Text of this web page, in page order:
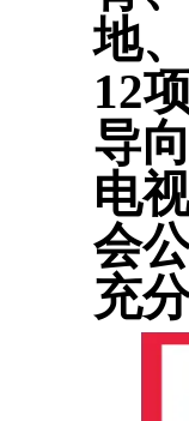
地
12
导
电
会
充